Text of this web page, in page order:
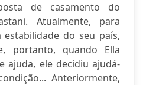
de casamento do
Atualmente, para
do seu país,
portanto, quando Ella
ajuda, ele decidiu ajudá-
Anteriormente,